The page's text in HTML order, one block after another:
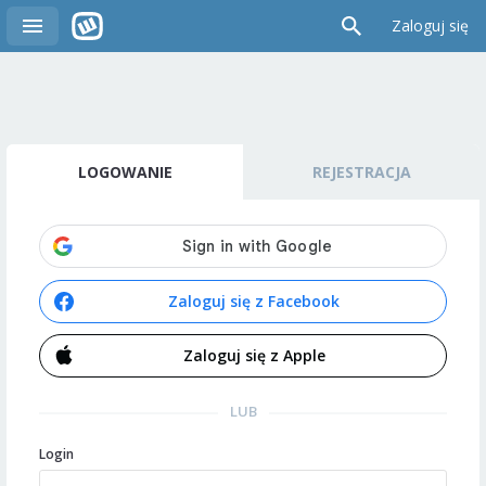
Zaloguj się
LOGOWANIE REJESTRACJA
Zaloguj się z Facebook
Zaloguj się z Apple
LUB
Login